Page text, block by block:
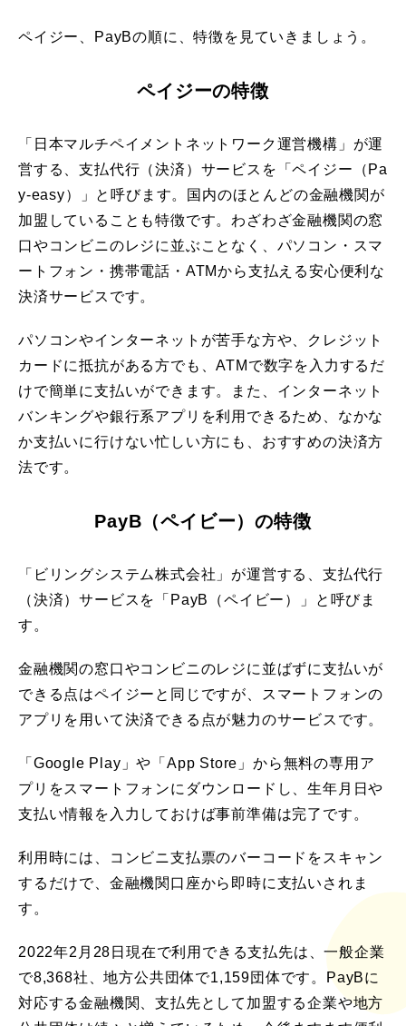
ペイジー、PayBの順に、特徴を見ていきましょう。
ペイジーの特徴
「日本マルチペイメントネットワーク運営機構」が運
営する、支払代行（決済）サービスを「ペイジー（Pa
y-easy）」と呼びます。国内のほとんどの金融機関が
加盟していることも特徴です。わざわざ金融機関の窓
口やコンビニのレジに並ぶことなく、パソコン・スマ
ートフォン・携帯電話・ATMから支払える安心便利な
決済サービスです。
パソコンやインターネットが苦手な方や、クレジット
カードに抵抗がある方でも、ATMで数字を入力するだ
けで簡単に支払いができます。また、インターネット
バンキングや銀行系アプリを利用できるため、なかな
か支払いに行けない忙しい方にも、おすすめの決済方
法です。
PayB（ペイビー）の特徴
「ビリングシステム株式会社」が運営する、支払代行
（決済）サービスを「PayB（ペイビー）」と呼びま
す。
金融機関の窓口やコンビニのレジに並ばずに支払いが
できる点はペイジーと同じですが、スマートフォンの
アプリを用いて決済できる点が魅力のサービスです。
「Google Play」や「App Store」から無料の専用ア
プリをスマートフォンにダウンロードし、生年月日や
支払い情報を入力しておけば事前準備は完了です。
利用時には、コンビニ支払票のバーコードをスキャン
するだけで、金融機関口座から即時に支払いされま
す。
2022年2月28日現在で利用できる支払先は、一般企業
で8,368社、地方公共団体で1,159団体です。PayBに
対応する金融機関、支払先として加盟する企業や地方